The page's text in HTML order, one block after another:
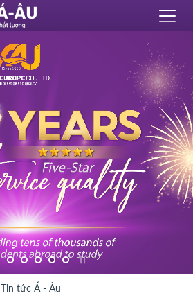
Tin tức Á - Âu